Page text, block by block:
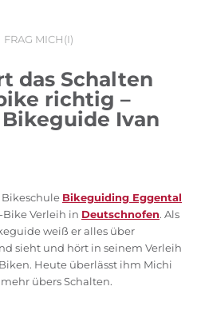
FRAG MICH(I)
das Schalten
richtig –
Ivan
Bikeguiding Eggental
Verleih in Deutschnofen. Als
weiß er alles über
sieht und hört in seinem Verleih
Heute überlässt ihm Michi
übers Schalten.